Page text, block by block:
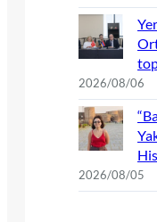
2026/08/06
2026/08/05